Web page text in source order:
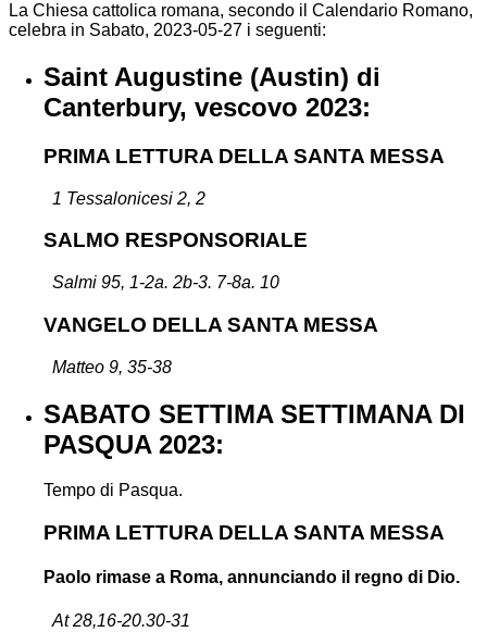
La Chiesa cattolica romana, secondo il Calendario Romano,
celebra in Sabato, 2023-05-27 i seguenti:
Saint Augustine (Austin) di
Canterbury, vescovo 2023:
PRIMA LETTURA DELLA SANTA MESSA
1 Tessalonicesi 2, 2
SALMO RESPONSORIALE
Salmi 95, 1-2a. 2b-3. 7-8a. 10
VANGELO DELLA SANTA MESSA
Matteo 9, 35-38
SABATO SETTIMA SETTIMANA DI
PASQUA 2023:
Tempo di Pasqua.
PRIMA LETTURA DELLA SANTA MESSA
Paolo rimase a Roma, annunciando il regno di Dio.
At 28,16-20.30-31